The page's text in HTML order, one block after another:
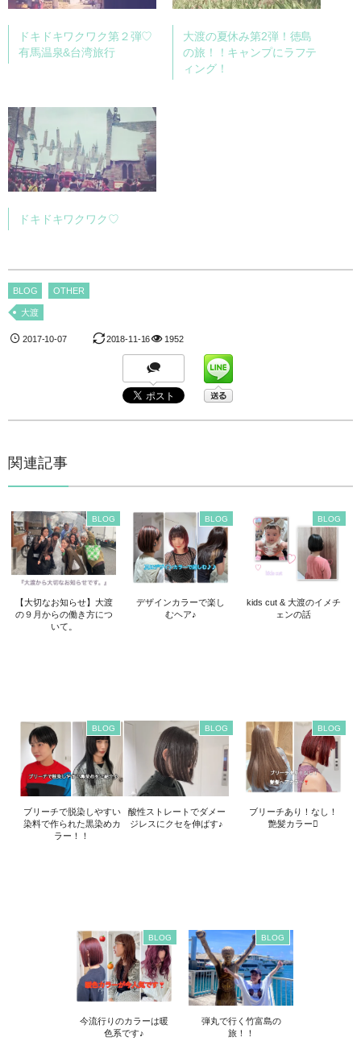
ドキドキワクワク第２弾♡
有馬温泉&台湾旅行
大渡の夏休み第2弾！徳島
の旅！！キャンプにラフテ
ィング！
ドキドキワクワク♡
BLOG OTHER
大渡
2017-10-07 2018-11-16 1952
関連記事
BLOG
【大切なお知らせ】大渡
の９月からの働き方につ
いて。
BLOG
デザインカラーで楽し
むヘア♪
BLOG
kids cut & 大渡のイメチ
ェンの話
BLOG
ブリーチで脱染しやすい
染料で作られた黒染めカ
ラー！！
BLOG
酸性ストレートでダメー
ジレスにクセを伸ばす♪
BLOG
ブリーチあり！なし！
艶髪カラー
BLOG
今流行りのカラーは暖
色系です♪
BLOG
弾丸で行く竹富島の
旅！！